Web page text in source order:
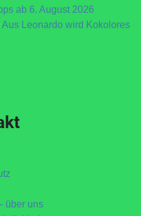
ab 6. August 2026
Aus Leonardo wird Kokolores
über uns